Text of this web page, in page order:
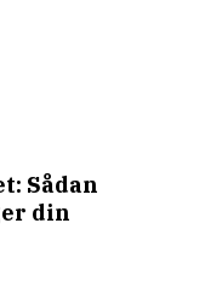
Sådan
din